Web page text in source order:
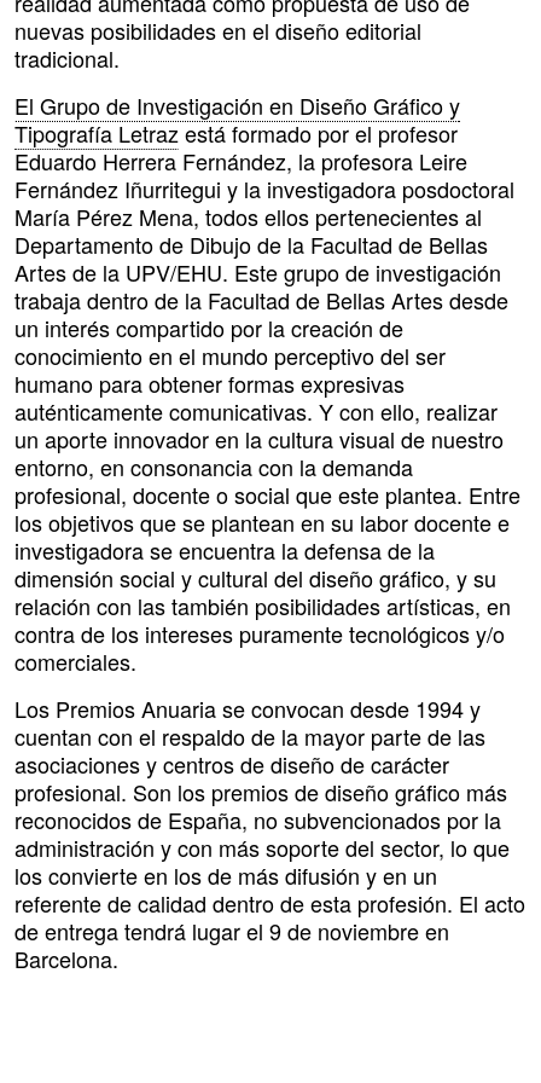
nuevas posibilidades en el diseño editorial
tradicional.
El Grupo de Investigación en Diseño Gráfico y
Tipografía Letrazestá formado por el profesor
Eduardo Herrera Fernández, la profesora Leire
Fernández Iñurritegui y la investigadora posdoctoral
María Pérez Mena, todos ellos pertenecientes al
Departamento de Dibujo de la Facultad de Bellas
Artes de la UPV/EHU. Este grupo de investigación
trabaja dentro de la Facultad de Bellas Artes desde
un interés compartido por la creación de
conocimiento en el mundo perceptivo del ser
humano para obtener formas expresivas
auténticamente comunicativas. Y con ello, realizar
un aporte innovador en la cultura visual de nuestro
entorno, en consonancia con la demanda
profesional, docente o social que este plantea. Entre
los objetivos que se plantean en su labor docente e
investigadora se encuentra la defensa de la
dimensión social y cultural del diseño gráfico, y su
relación con las también posibilidades artísticas, en
contra de los intereses puramente tecnológicos y/o
comerciales.
Los Premios Anuaria se convocan desde 1994 y
cuentan con el respaldo de la mayor parte de las
asociaciones y centros de diseño de carácter
profesional. Son los premios de diseño gráfico más
reconocidos de España, no subvencionados por la
administración y con más soporte del sector, lo que
los convierte en los de más difusión y en un
referente de calidad dentro de esta profesión. El acto
de entrega tendrá lugar el 9 de noviembre en
Barcelona.